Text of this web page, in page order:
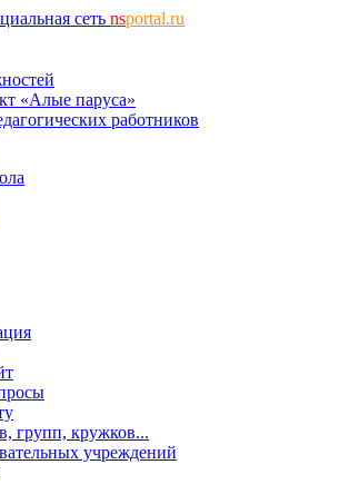
сеть nsportal.ru
«Алые паруса»
работников
групп, кружков...
учреждений